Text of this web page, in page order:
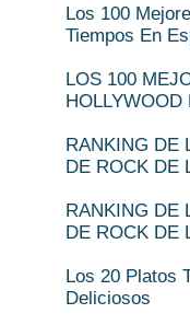
Los 100
Tiempos En
LOS 100
RANKING DE
DE ROCK DE
RANKING DE
DE ROCK DE
Los 20 Platos
Deliciosos